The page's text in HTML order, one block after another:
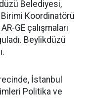
Belediyesi,
Koordinatörü
GE çalışmaları
Beylikdüzü
İstanbul
Politika ve